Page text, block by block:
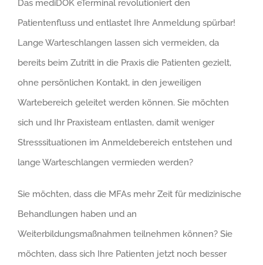
Das mediDOK eTerminal revolutioniert den
Patientenfluss und entlastet Ihre Anmeldung spürbar!
Lange Warteschlangen lassen sich vermeiden, da
bereits beim Zutritt in die Praxis die Patienten gezielt,
ohne persönlichen Kontakt, in den jeweiligen
Wartebereich geleitet werden können. Sie möchten
sich und Ihr Praxisteam entlasten, damit weniger
Stresssituationen im Anmeldebereich entstehen und
lange Warteschlangen vermieden werden?
Sie möchten, dass die MFAs mehr Zeit für medizinische
Behandlungen haben und an
Weiterbildungsmaßnahmen teilnehmen können? Sie
möchten, dass sich Ihre Patienten jetzt noch besser